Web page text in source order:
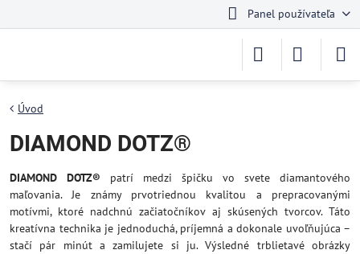
Panel používateľa
Úvod
DIAMOND DOTZ®
DIAMOND DOTZ® patrí medzi špičku vo svete diamantového
maľovania. Je známy prvotriednou kvalitou a prepracovanými
motívmi, ktoré nadchnú začiatočníkov aj skúsených tvorcov. Táto
kreatívna technika je jednoduchá, príjemná a dokonale uvoľňujúca –
stačí pár minút a zamilujete si ju. Výsledné trblietavé obrázky